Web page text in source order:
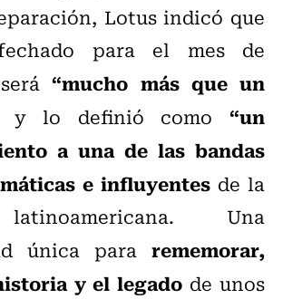
Lotus indicó que
para el mes de
“mucho más que un
y lo definió como “un
a una de las bandas
e influyentes de la
Una
única para rememorar,
y el legado de unos